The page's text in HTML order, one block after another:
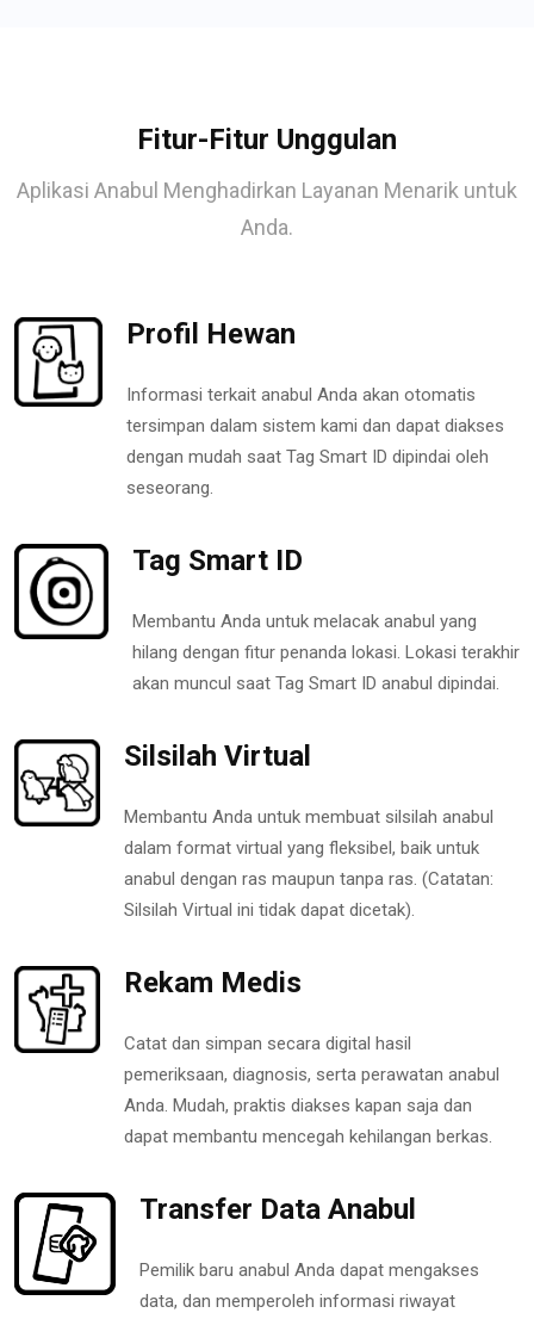
Fitur-Fitur Unggulan
Aplikasi Anabul Menghadirkan Layanan Menarik untuk
Anda.
Profil Hewan
Informasi terkait anabul Anda akan otomatis
tersimpan dalam sistem kami dan dapat diakses
dengan mudah saat Tag Smart ID dipindai oleh
seseorang.
Tag Smart ID
Membantu Anda untuk melacak anabul yang
hilang dengan fitur penanda lokasi. Lokasi terakhir
akan muncul saat Tag Smart ID anabul dipindai.
Silsilah Virtual
Membantu Anda untuk membuat silsilah anabul
dalam format virtual yang fleksibel, baik untuk
anabul dengan ras maupun tanpa ras. (Catatan:
Silsilah Virtual ini tidak dapat dicetak).
Rekam Medis
Catat dan simpan secara digital hasil
pemeriksaan, diagnosis, serta perawatan anabul
Anda. Mudah, praktis diakses kapan saja dan
dapat membantu mencegah kehilangan berkas.
Transfer Data Anabul
Pemilik baru anabul Anda dapat mengakses
data, dan memperoleh informasi riwayat